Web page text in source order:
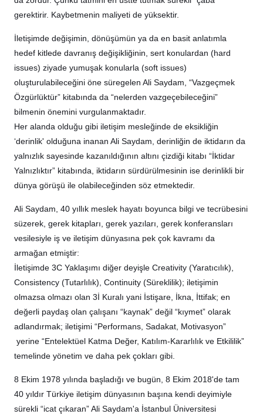
gerektirir. Kaybetmenin maliyeti de yüksektir.
İletişimde değişimin, dönüşümün ya da en basit anlatımla
hedef kitlede davranış değişikliğinin, sert konulardan (hard
issues) ziyade yumuşak konularla (soft issues)
oluşturulabileceğini öne süregelen Ali Saydam, “Vazgeçmek
Özgürlüktür” kitabında da “nelerden vazgeçebileceğini”
bilmenin önemini vurgulanmaktadır.
Her alanda olduğu gibi iletişim mesleğinde de eksikliğin
‘derinlik' olduğuna inanan Ali Saydam, derinliğin de iktidarın da
yalnızlık sayesinde kazanıldığının altını çizdiği kitabı “İktidar
Yalnızlıktır” kitabında, iktidarın sürdürülmesinin ise derinlikli bir
dünya görüşü ile olabileceğinden söz etmektedir.
Ali Saydam, 40 yıllık meslek hayatı boyunca bilgi ve tecrübesini
süzerek, gerek kitapları, gerek yazıları, gerek konferansları
vesilesiyle iş ve iletişim dünyasına pek çok kavramı da
armağan etmiştir:
İletişimde 3C Yaklaşımı diğer deyişle Creativity (Yaratıcılık),
Consistency (Tutarlılık), Continuity (Süreklilik); iletişimin
olmazsa olmazı olan 3İ Kuralı yani İstişare, İkna, İttifak; en
değerli paydaş olan çalışanı “kaynak” değil “kıymet” olarak
adlandırmak; iletişimi “Performans, Sadakat, Motivasyon”
yerine “Entelektüel Katma Değer, Katılım-Kararlılık ve Etkililik”
temelinde yönetim ve daha pek çokları gibi.
8 Ekim 1978 yılında başladığı ve bugün, 8 Ekim 2018'de tam
40 yıldır Türkiye iletişim dünyasının başına kendi deyimiyle
sürekli “icat çıkaran” Ali Saydam'a İstanbul Üniversitesi